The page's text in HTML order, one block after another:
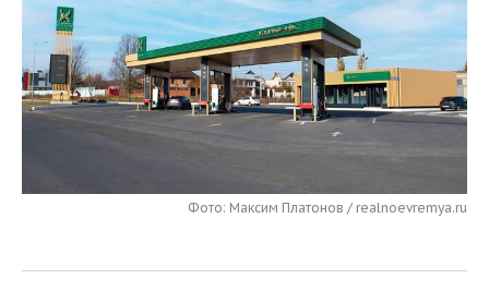
ОПК
ЭНЕРГЕТИКА
ТРАНСПОРТ
УСЛУГИ
МЕДИА
ТЕЛЕКОММУНИКАЦИИ
НОВОСТИ МЕРОПРИЯТИЙ
ВЫЕЗДНАЯ РЕДАКЦИЯ
БИЗНЕС-БРАНЧИ
СПОРТ
НОВОСТИ СПОРТА
ФУТБОЛ
ОБЩЕСТВО
НОВОСТИ ОБЩЕСТВА
ФОТОГАЛЕРЕЯ
СЮЖЕТЫ
Фото: Максим Платонов / realnoevremya.ru